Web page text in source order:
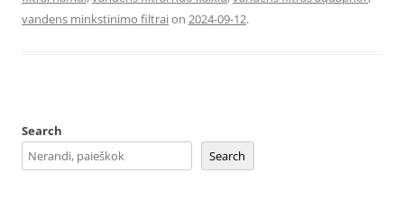
vandens minkstinimo filtraion 2024-09-12.
Search
Search